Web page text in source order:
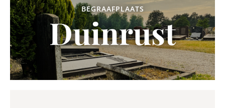
BEGRAAFPLAATS
Duinrust